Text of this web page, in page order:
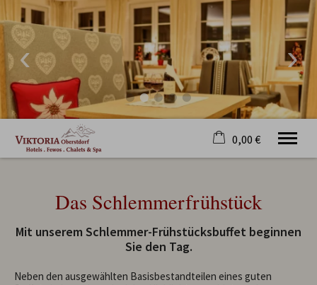
2 Erwachsene
Hotel
0,00 €
Das Schlemmerfrühstück
Mit unserem Schlemmer-Frühstücksbuffet beginnen
Sie den Tag.
Neben den ausgewählten Basisbestandteilen eines guten